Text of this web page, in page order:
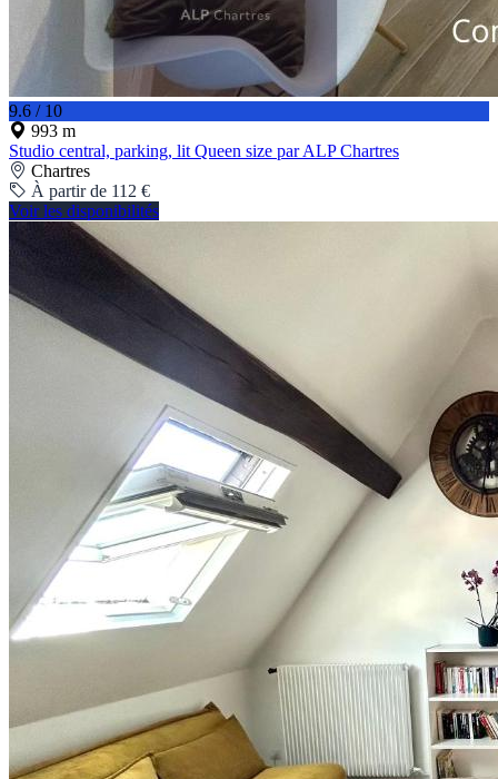
9.6 / 10
993 m
Studio central, parking, lit Queen size par ALP Chartres
Chartres
À partir de 112 €
Voir les disponibilités